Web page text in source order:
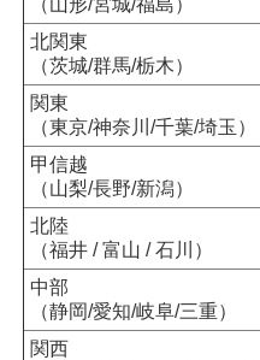
（山形/宮城/福島）
北関東
（茨城/群馬/栃木）
関東
（東京/神奈川/千葉/埼玉）
甲信越
（山梨/長野/新潟）
北陸
（福井 / 富山 / 石川）
中部
（静岡/愛知/岐阜/三重）
関西